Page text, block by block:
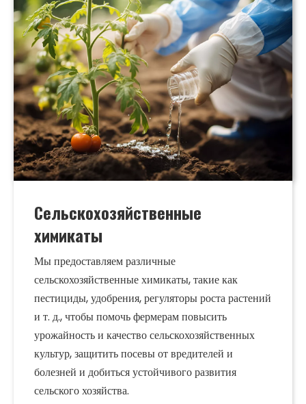
Сельскохозяйственные
химикаты
Мы предоставляем различные
сельскохозяйственные химикаты, такие как
пестициды, удобрения, регуляторы роста растений
и т. д., чтобы помочь фермерам повысить
урожайность и качество сельскохозяйственных
культур, защитить посевы от вредителей и
болезней и добиться устойчивого развития
сельского хозяйства.